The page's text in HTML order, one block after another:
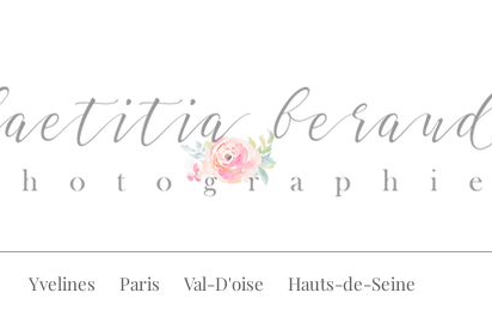
Yvelines Paris Val-D'oise Hauts-de-Seine